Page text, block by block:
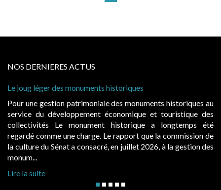
NOS DERNIERES ACTUS
historiques
des monuments historiques au
économique et touristique des
historique a longtemps été
charge. Le rapport que la commission de
a consacré, en juillet 2026, à la gestion des
Evocatrices des
également un beau
public, elles
d’occupation.